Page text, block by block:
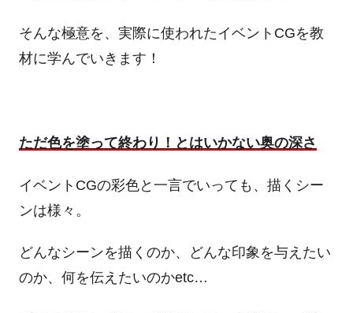
そんな極意を、実際に使われたイベントCGを教
材に学んでいきます！
ただ色を塗って終わり！とはいかない奥の深さ
イベントCGの彩色と一言でいっても、描くシー
ンは様々。
どんなシーンを描くのか、どんな印象を与えたい
のか、何を伝えたいのかetc…